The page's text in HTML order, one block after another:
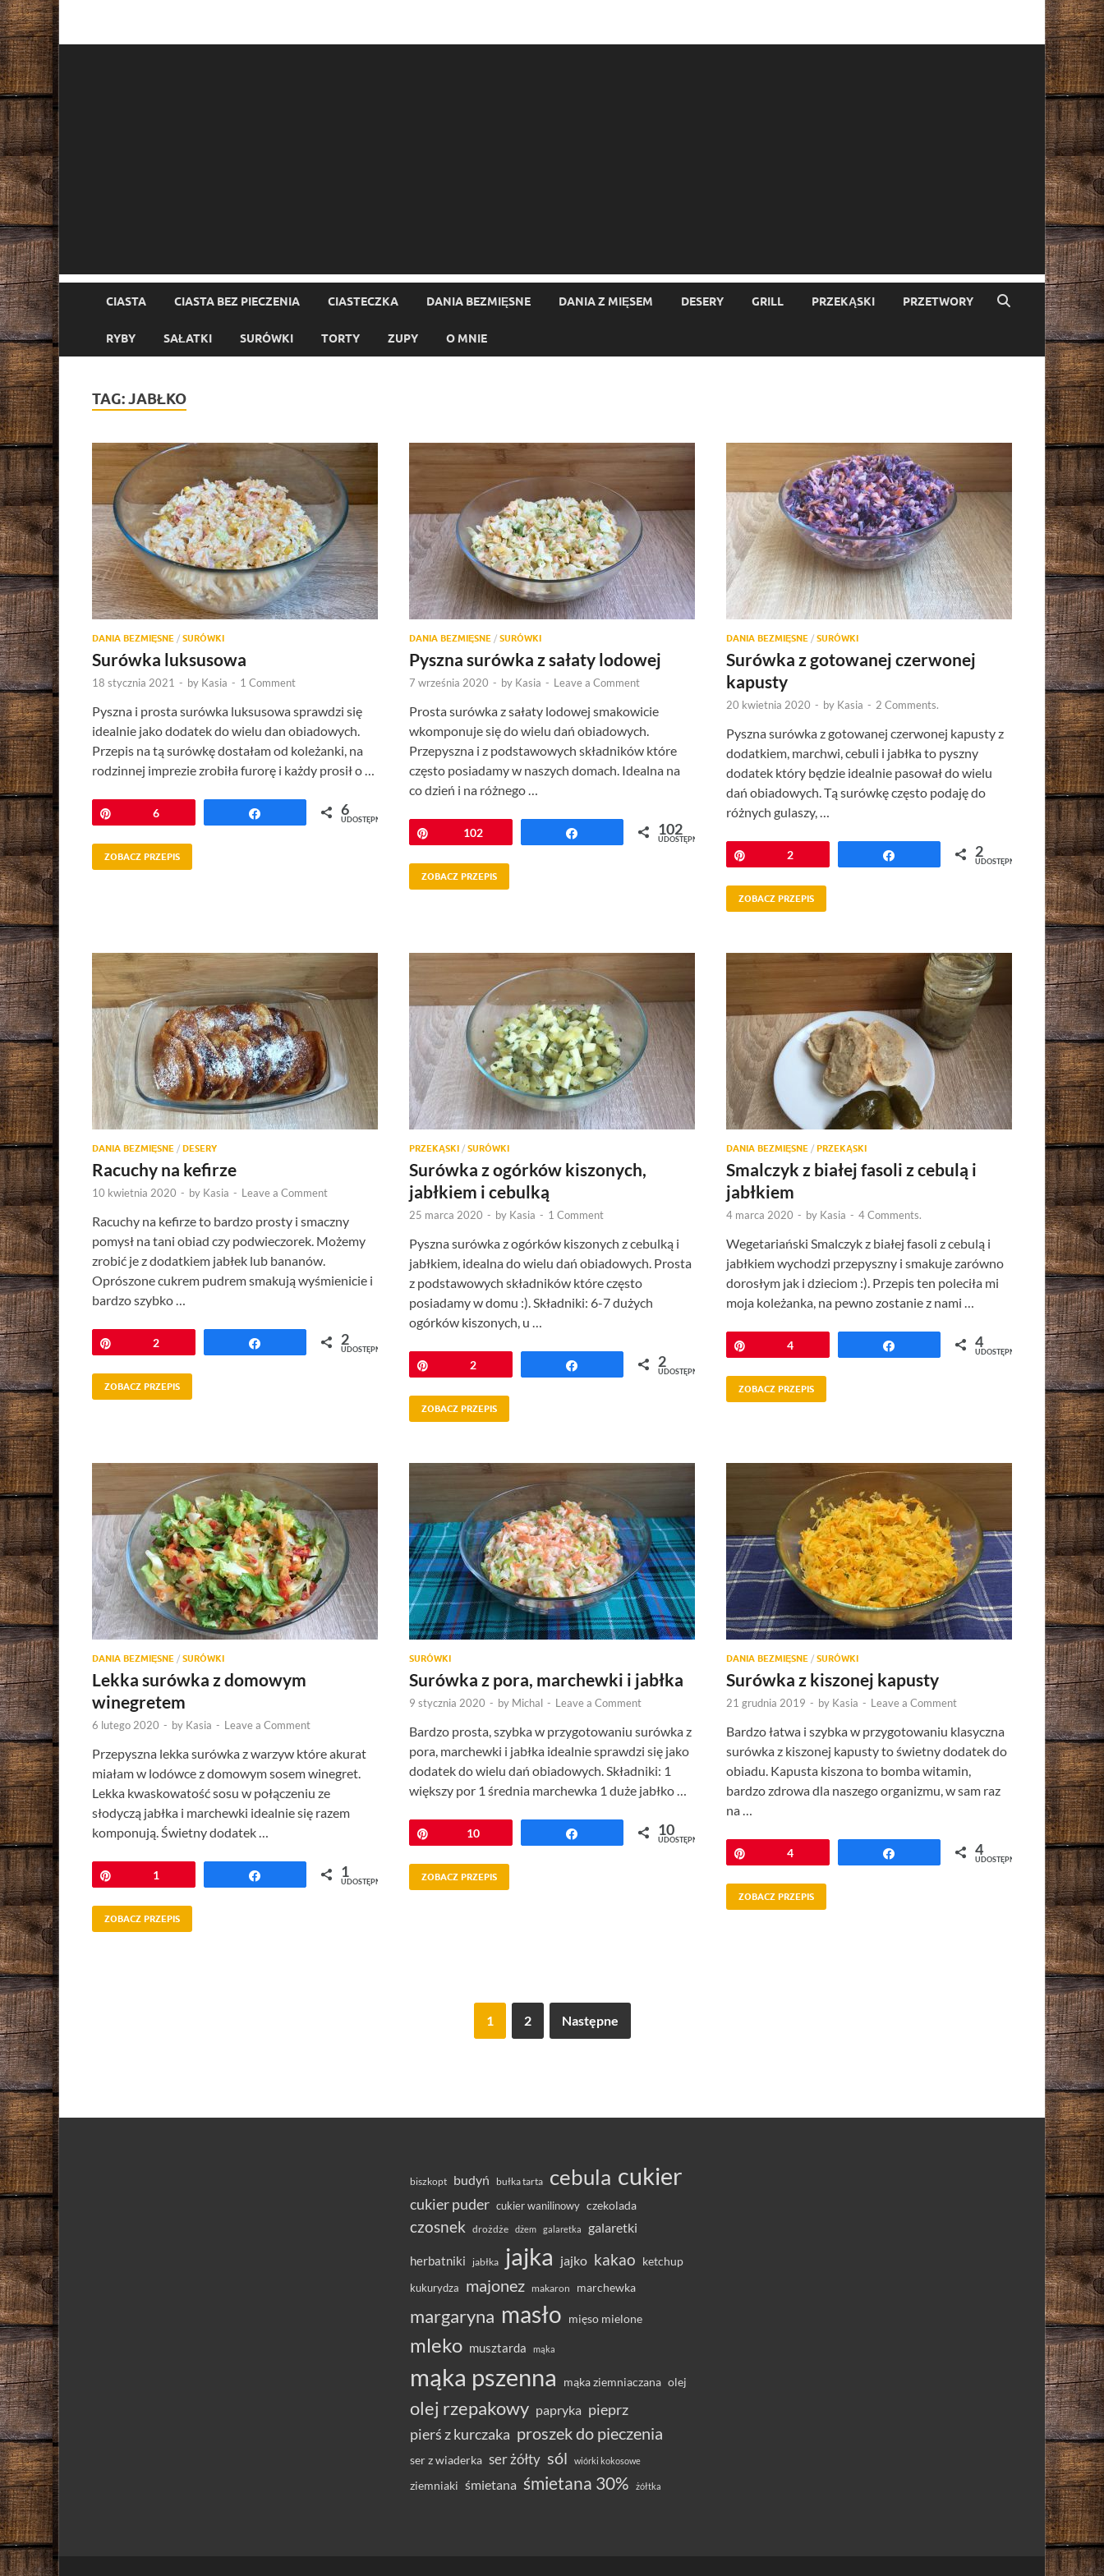
CIASTA CIASTA BEZ PIECZENIA CIASTECZKA DANIA BEZMIĘSNE DANIA Z MIĘSEM DESERY GRILL PRZEKĄSKI PRZETWORY
RYBY SAŁATKI SURÓWKI TORTY ZUPY O MNIE
TAG:JABŁKO
DANIA BEZMIĘSNE / SURÓWKI
Surówka luksusowa
18 stycznia 2021 - by Kasia - 1 Comment
Pyszna i prosta surówka luksusowa sprawdzi się
idealnie jako dodatek do wielu dan obiadowych.
Przepis na tą surówkę dostałam od koleżanki, na
rodzinnej imprezie zrobiła furorę i każdy prosił o …
Przypnij
6 Udostępnij 6
UDOSTĘPNIEŃ
ZOBACZ PRZEPIS
DANIA BEZMIĘSNE / SURÓWKI
Pyszna surówka z sałaty lodowej
7 września 2020 - by Kasia - Leave a Comment
Prosta surówka z sałaty lodowej smakowicie
wkomponuje się do wielu dań obiadowych.
Przepyszna i z podstawowych składników które
często posiadamy w naszych domach. Idealna na
co dzień i na różnego …
Przypnij
102 Udostępnij 102
UDOSTĘPNIEŃ
ZOBACZ PRZEPIS
DANIA BEZMIĘSNE / SURÓWKI
Surówka z gotowanej czerwonej
kapusty
20 kwietnia 2020 - by Kasia - 2 Comments.
Pyszna surówka z gotowanej czerwonej kapusty z
dodatkiem, marchwi, cebuli i jabłka to pyszny
dodatek który będzie idealnie pasował do wielu
dań obiadowych. Tą surówkę często podaję do
różnych gulaszy, …
Przypnij
2 Udostępnij 2
UDOSTĘPNIEŃ
ZOBACZ PRZEPIS
DANIA BEZMIĘSNE / DESERY
Racuchy na kefirze
10 kwietnia 2020 - by Kasia - Leave a Comment
Racuchy na kefirze to bardzo prosty i smaczny
pomysł na tani obiad czy podwieczorek. Możemy
zrobić je z dodatkiem jabłek lub bananów.
Oprószone cukrem pudrem smakują wyśmienicie i
bardzo szybko …
Przypnij
2 Udostępnij 2
UDOSTĘPNIEŃ
ZOBACZ PRZEPIS
PRZEKĄSKI / SURÓWKI
Surówka z ogórków kiszonych,
jabłkiem i cebulką
25 marca 2020 - by Kasia - 1 Comment
Pyszna surówka z ogórków kiszonych z cebulką i
jabłkiem, idealna do wielu dań obiadowych. Prosta
z podstawowych składników które często
posiadamy w domu :). Składniki: 6-7 dużych
ogórków kiszonych, u …
Przypnij
2 Udostępnij 2
UDOSTĘPNIEŃ
ZOBACZ PRZEPIS
DANIA BEZMIĘSNE / PRZEKĄSKI
Smalczyk z białej fasoli z cebulą i
jabłkiem
4 marca 2020 - by Kasia - 4 Comments.
Wegetariański Smalczyk z białej fasoli z cebulą i
jabłkiem wychodzi przepyszny i smakuje zarówno
dorosłym jak i dzieciom :). Przepis ten poleciła mi
moja koleżanka, na pewno zostanie z nami …
Przypnij
4 Udostępnij 4
UDOSTĘPNIEŃ
ZOBACZ PRZEPIS
DANIA BEZMIĘSNE / SURÓWKI
Lekka surówka z domowym
winegretem
6 lutego 2020 - by Kasia - Leave a Comment
Przepyszna lekka surówka z warzyw które akurat
miałam w lodówce z domowym sosem winegret.
Lekka kwaskowatość sosu w połączeniu ze
słodyczą jabłka i marchewki idealnie się razem
komponują. Świetny dodatek …
Przypnij
1 Udostępnij 1
UDOSTĘPNIEŃ
ZOBACZ PRZEPIS
SURÓWKI
Surówka z pora, marchewki i jabłka
9 stycznia 2020 - by Michal - Leave a Comment
Bardzo prosta, szybka w przygotowaniu surówka z
pora, marchewki i jabłka idealnie sprawdzi się jako
dodatek do wielu dań obiadowych. Składniki: 1
większy por 1 średnia marchewka 1 duże jabłko …
Przypnij
10 Udostępnij 10
UDOSTĘPNIEŃ
ZOBACZ PRZEPIS
DANIA BEZMIĘSNE / SURÓWKI
Surówka z kiszonej kapusty
21 grudnia 2019 - by Kasia - Leave a Comment
Bardzo łatwa i szybka w przygotowaniu klasyczna
surówka z kiszonej kapusty to świetny dodatek do
obiadu. Kapusta kiszona to bomba witamin,
bardzo zdrowa dla naszego organizmu, w sam raz
na …
Przypnij
4 Udostępnij 4
UDOSTĘPNIEŃ
ZOBACZ PRZEPIS
1 2 Następne
biszkopt budyń bułka tarta cebula cukier
cukier puder cukier wanilinowy czekolada
czosnek drożdże dżem galaretka galaretki
herbatniki jabłka jajka jajko kakao
ketchup
kukurydza
majonez makaron marchewka
margaryna masło mięso mielone
mleko musztarda mąka
mąka pszenna mąka ziemniaczana olej
olej rzepakowy papryka pieprz
pierś z kurczaka proszek do pieczenia
ser z wiaderka ser żółty sól wiórki kokosowe
ziemniaki śmietana śmietana 30% żółtka